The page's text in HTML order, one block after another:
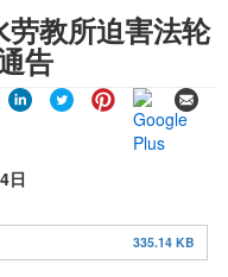
教所迫害法轮
告
日
335.14 KB